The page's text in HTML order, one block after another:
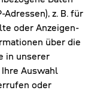
z. B. für
oder Anzeigen-
über die
in unserer
Auswahl
oder
für
ausgewertet
optimiert
Betreiber dieser
auf
werden aber
sodass eine